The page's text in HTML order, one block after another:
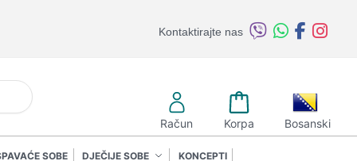
Kontaktirajte nas
Račun Korpa Bosanski
SOBE DJEČIJE SOBE KONCEPTI